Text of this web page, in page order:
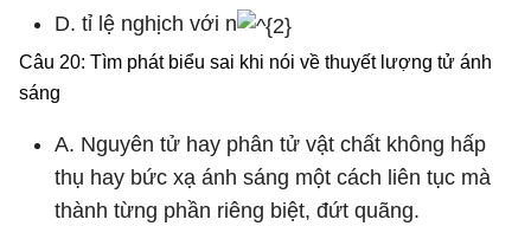
D. tỉ lệ nghịch với n
Câu 20: Tìm phát biểu sai khi nói về thuyết lượng tử ánh
sáng
A. Nguyên tử hay phân tử vật chất không hấp
thụ hay bức xạ ánh sáng một cách liên tục mà
thành từng phần riêng biệt, đứt quãng.